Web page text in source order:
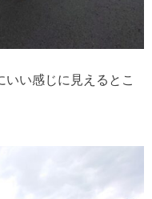
い感じに見えるとこ